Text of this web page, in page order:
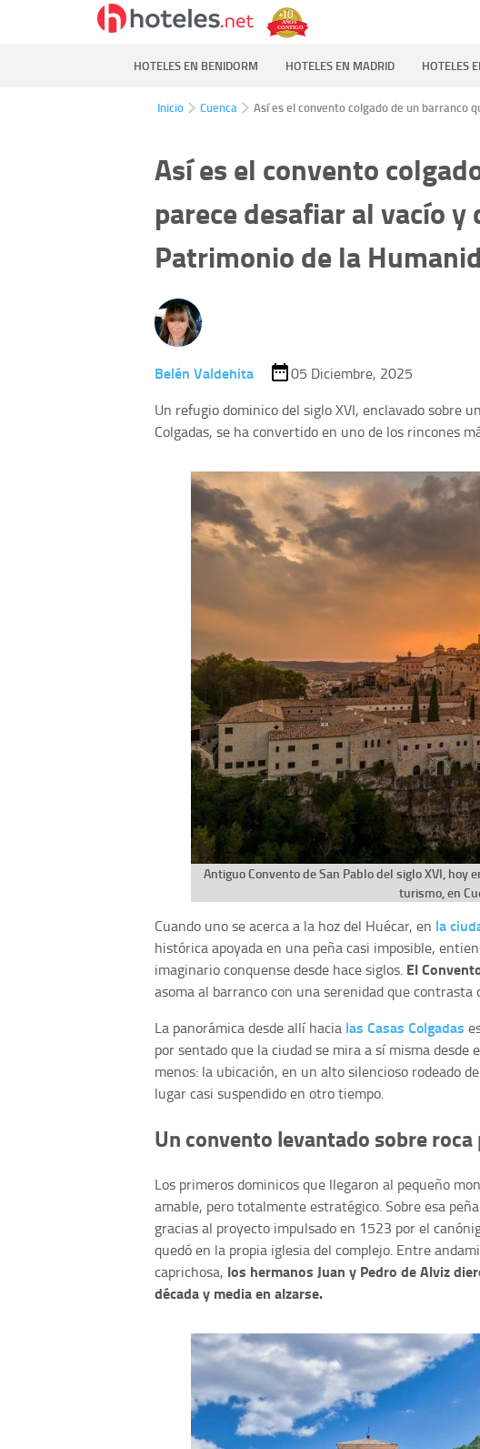
HOTELES EN BENIDORM HOTELES EN MADRID HOTELES
Inicio Cuenca Así es el convento colgado de un barranco
Así es el convento
parece desafiar al vacío
Patrimonio de la
Belén Valdehita
05 Diciembre, 2025
Un refugio dominico del siglo XVI, enclavado sobre
Colgadas, se ha convertido en uno de los rincones
Antiguo Convento de San Pablo del siglo XVI, hoy
turismo, en
Cuando uno se acerca a la hoz del Huécar, en la
histórica apoyada en una peña casi imposible,
imaginario conquense desde hace siglos. El
asoma al barranco con una serenidad que contrasta
La panorámica desde allí hacia las Casas Colgadas
por sentado que la ciudad se mira a sí misma desde
menos: la ubicación, en un alto silencioso rodeado
lugar casi suspendido en otro tiempo.
Un convento levantado sobre roca
Los primeros dominicos que llegaron al pequeño
amable, pero totalmente estratégico. Sobre esa
gracias al proyecto impulsado en 1523 por el
quedó en la propia iglesia del complejo. Entre
caprichosa, los hermanos Juan y Pedro de Alviz
década y media en alzarse.